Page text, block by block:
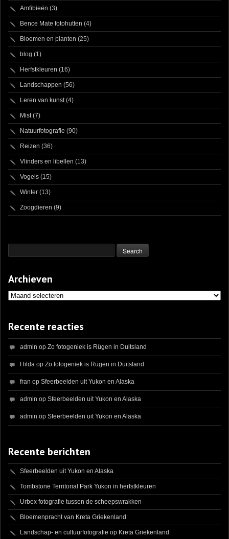
Amfibieën (3)
Bence Mate fotohutten (4)
Bloemen en planten (25)
blog (1)
Herfstkleuren (16)
Landschappen (56)
Leren van kunst(4)
Mist(7)
Natuurfotografie (90)
Reizen (36)
Vlinders en libellen (13)
Vogels (15)
Winter (13)
Zoogdieren (9)
Archieven
Archieven
Recente reacties
admin op Zo fotogeniek is Rügen in Duitsland
Hilda op Zo fotogeniek is Rügen in Duitsland
fran op Sfeerbeelden uit Yukon en Alaska
admin op Sfeerbeelden uit Yukon en Alaska
admin op Sfeerbeelden uit Yukon en Alaska
Recente berichten
Sfeerbeelden uit Yukon en Alaska
Tombstone Territorial Park Yukon in herfstkleuren
Urbex fotografie tussen de scheepswrakken
Bloemenpracht van Kreta Griekenland
Landschap- en cultuurfotografie op Kreta Griekenland